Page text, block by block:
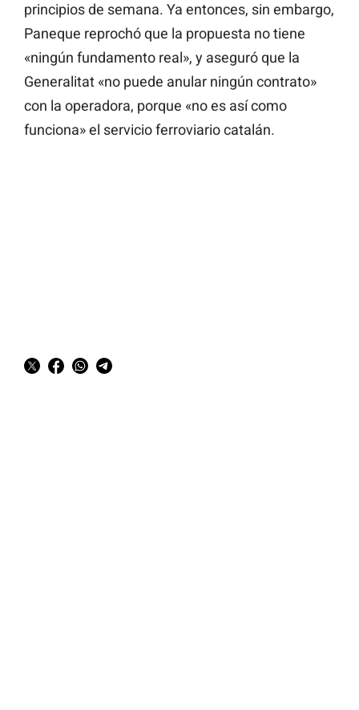
principios de semana. Ya entonces, sin embargo,
Paneque reprochó que la propuesta no tiene
«ningún fundamento real», y aseguró que la
Generalitat «no puede anular ningún contrato»
con la operadora, porque «no es así como
funciona» el servicio ferroviario catalán.